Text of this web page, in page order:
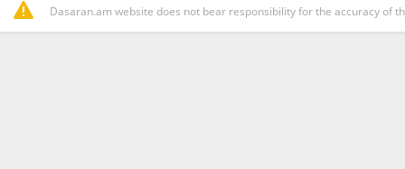
Dasaran.am website does not bear responsibility for the accuracy of